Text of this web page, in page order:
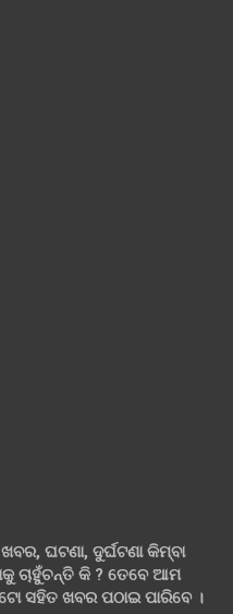
ଘଟଣା, ଦୁର୍ଘଟଣା କିମ୍ବା
ଚାହୁଁଚନ୍ତି କି ? ତେବେ ଆମ
ସହିତ ଖବର ପଠାଇ ପାରିବେ ।